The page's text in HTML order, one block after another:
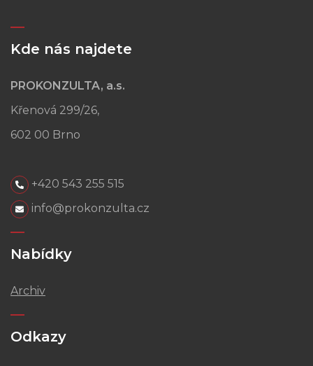
Kde nás najdete
PROKONZULTA, a.s.
Křenová 299/26,
602 00 Brno
+420 543 255 515
info@prokonzulta.cz
Nabídky
Archiv
Odkazy